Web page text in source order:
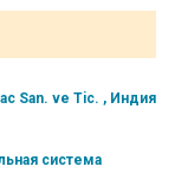
San. ve Tic. , Индия
система